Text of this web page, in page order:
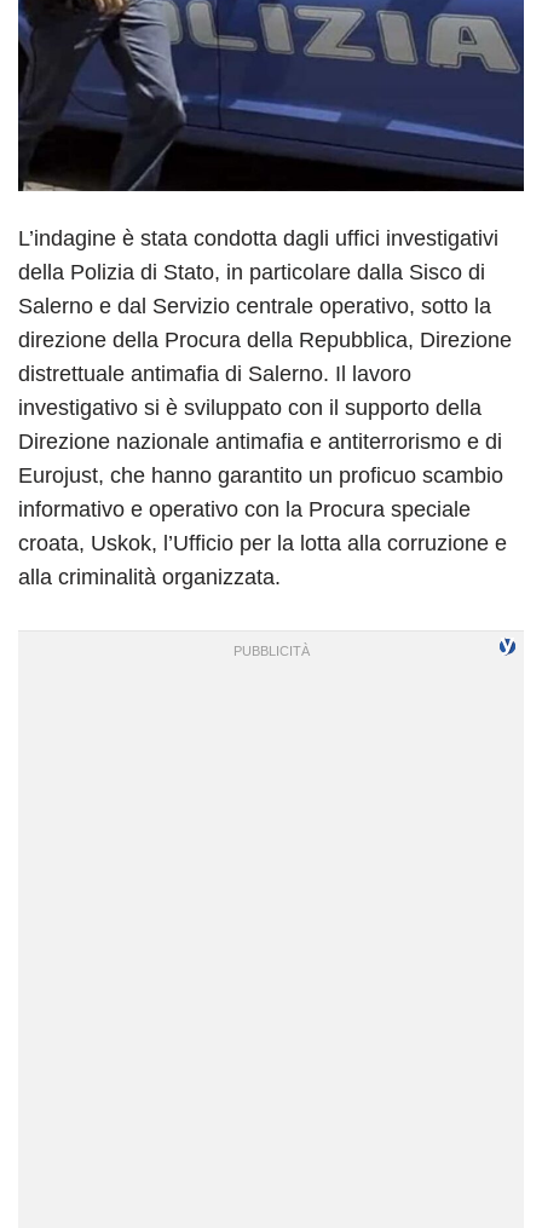
L’indagine è stata condotta dagli uffici investigativi
della Polizia di Stato, in particolare dalla Sisco di
Salerno e dal Servizio centrale operativo, sotto la
direzione della Procura della Repubblica, Direzione
distrettuale antimafia di Salerno. Il lavoro
investigativo si è sviluppato con il supporto della
Direzione nazionale antimafia e antiterrorismo e di
Eurojust, che hanno garantito un proficuo scambio
informativo e operativo con la Procura speciale
croata, Uskok, l’Ufficio per la lotta alla corruzione e
alla criminalità organizzata.